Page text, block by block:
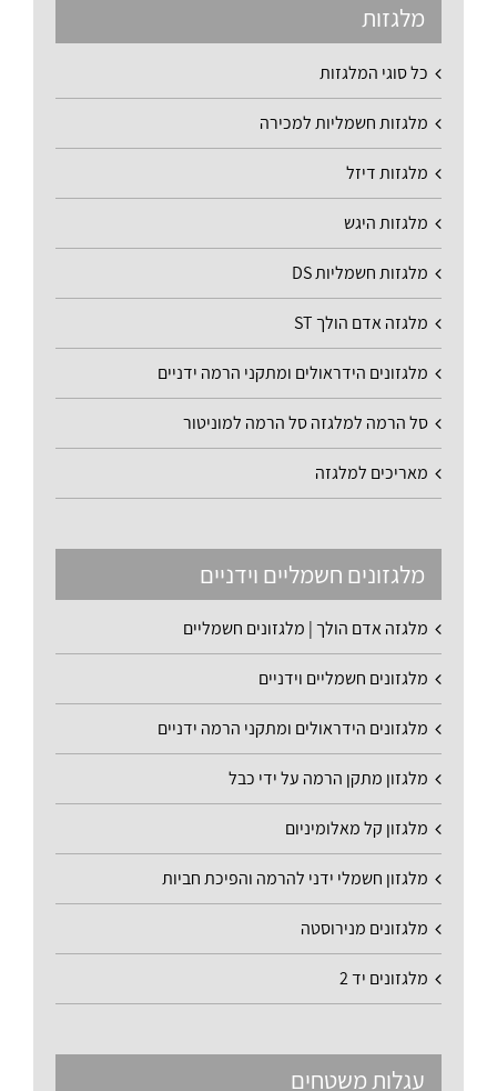
מלגזות
כל סוגי המלגזות
מלגזות חשמליות למכירה
מלגזות דיזל
מלגזות היגש
מלגזות חשמליות DS
מלגזה אדם הולך ST
מלגזונים הידראולים ומתקני הרמה ידניים
סל הרמה למלגזה סל הרמה למוניטור
מאריכים למלגזה
מלגזונים חשמליים וידניים
מלגזה אדם הולך | מלגזונים חשמליים
מלגזונים חשמליים וידניים
מלגזונים הידראולים ומתקני הרמה ידניים
מלגזון מתקן הרמה על ידי כבל
מלגזון קל מאלומיניום
מלגזון חשמלי ידני להרמה והפיכת חביות
מלגזונים מנירוסטה
מלגזונים יד 2
עגלות משטחים